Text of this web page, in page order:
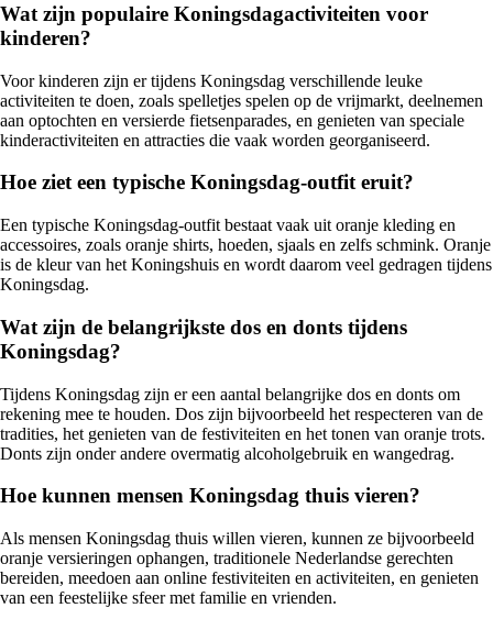
Wat zijn populaire Koningsdagactiviteiten voor
kinderen?
Voor kinderen zijn er tijdens Koningsdag verschillende leuke
activiteiten te doen, zoals spelletjes spelen op de vrijmarkt, deelnemen
aan optochten en versierde fietsenparades, en genieten van speciale
kinderactiviteiten en attracties die vaak worden georganiseerd.
Hoe ziet een typische Koningsdag-outfit eruit?
Een typische Koningsdag-outfit bestaat vaak uit oranje kleding en
accessoires, zoals oranje shirts, hoeden, sjaals en zelfs schmink. Oranje
is de kleur van het Koningshuis en wordt daarom veel gedragen tijdens
Koningsdag.
Wat zijn de belangrijkste dos en donts tijdens
Koningsdag?
Tijdens Koningsdag zijn er een aantal belangrijke dos en donts om
rekening mee te houden. Dos zijn bijvoorbeeld het respecteren van de
tradities, het genieten van de festiviteiten en het tonen van oranje trots.
Donts zijn onder andere overmatig alcoholgebruik en wangedrag.
Hoe kunnen mensen Koningsdag thuis vieren?
Als mensen Koningsdag thuis willen vieren, kunnen ze bijvoorbeeld
oranje versieringen ophangen, traditionele Nederlandse gerechten
bereiden, meedoen aan online festiviteiten en activiteiten, en genieten
van een feestelijke sfeer met familie en vrienden.